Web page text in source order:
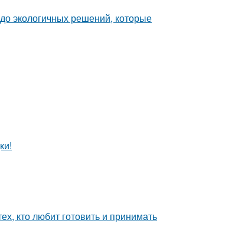
экологичных решений, которые
кто любит готовить и принимать